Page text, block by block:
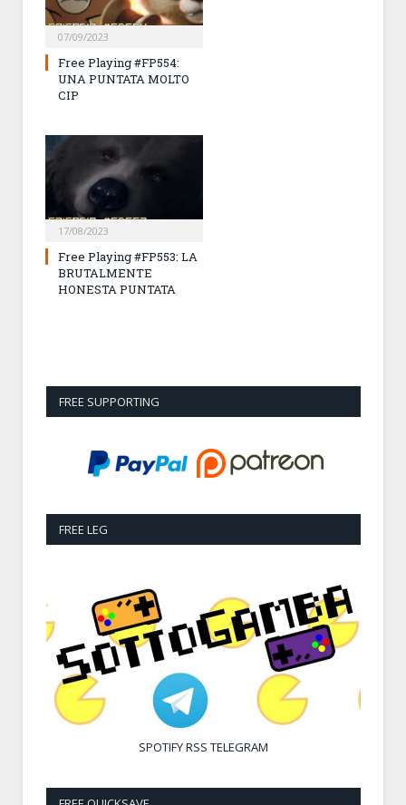
07/09/2023
Free Playing #FP554:
UNA PUNTATA MOLTO
CIP
17/08/2023
Free Playing #FP553: LA
BRUTALMENTE
HONESTA PUNTATA
FREE SUPPORTING
FREE LEG
SPOTIFYRSS TELEGRAM